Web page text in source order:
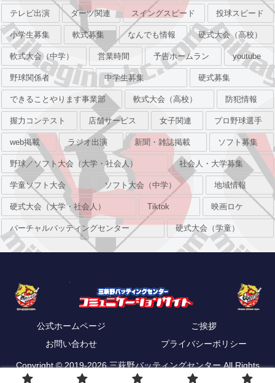
テレビ出演 ダーツ関連 スイングスピード 投球スピード
小学生募集 軟式募集 なんでも情報 硬式大会（高校）
軟式大会（中学） 営業時間 予告ホームラン youtube
野球関係者 中学生募集 硬式募集
できることやります事業部 軟式大会（高校） 防犯情報
握力コンテスト 店舗サービス 女子関連 プロ野球選手
web掲載 ラジオ出演 新聞・雑誌掲載 ソフト募集
野球／ソフト大会（大学・社会人） 社会人・大学募集
学童ソフト大会 ソフト大会（中学） 地域情報
硬式大会（大学・社会人） Tiktok 映画ロケ
バーチャルバッティングセンター 硬式大会（学童）
公式ホームページ
ご挨拶
お問い合わせ
プライバシーポリシー
Copyright © 2019-2026 三萩野バッティングセンター All Rights
Reserved.